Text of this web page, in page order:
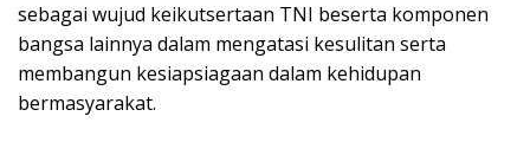
sebagai wujud keikutsertaan TNI beserta komponen
bangsa lainnya dalam mengatasi kesulitan serta
membangun kesiapsiagaan dalam kehidupan
bermasyarakat.